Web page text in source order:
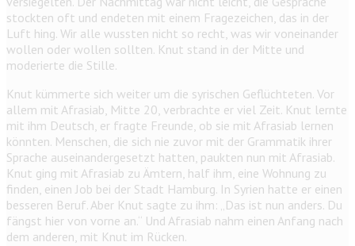
stockten oft und endeten mit einem Fragezeichen, das in der
Luft hing. Wir alle wussten nicht so recht, was wir voneinander
wollen oder wollen sollten. Knut stand in der Mitte und
moderierte die Stille.
Knut kümmerte sich weiter um die syrischen Geflüchteten. Vor
allem mit Afrasiab, Mitte 20, verbrachte er viel Zeit. Knut lernte
mit ihm Deutsch, er fragte Freunde, ob sie mit Afrasiab lernen
könnten. Menschen, die sich nie zuvor mit der Grammatik ihrer
Sprache auseinandergesetzt hatten, paukten nun mit Afrasiab.
Knut ging mit Afrasiab zu Ämtern, half ihm, eine Wohnung zu
finden, einen Job bei der Stadt Hamburg. In Syrien hatte er einen
besseren Beruf. Aber Knut sagte zu ihm: „Das ist nun anders. Du
fängst hier von vorne an.“ Und Afrasiab nahm einen Anfang nach
dem anderen, mit Knut im Rücken.